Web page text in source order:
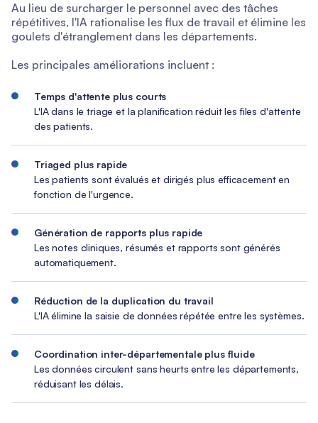
Au lieu de surcharger le personnel avec des tâches
répétitives, l'IA rationalise les flux de travail et élimine les
goulets d'étranglement dans les départements.
Les principales améliorations incluent :
Temps d'attente plus courts
L'IA dans le triage et la planification réduit les files d'attente
des patients.
Triaged plus rapide
Les patients sont évalués et dirigés plus efficacement en
fonction de l'urgence.
Génération de rapports plus rapide
Les notes cliniques, résumés et rapports sont générés
automatiquement.
Réduction de la duplication du travail
L'IA élimine la saisie de données répétée entre les systèmes.
Coordination inter-départementale plus fluide
Les données circulent sans heurts entre les départements,
réduisant les délais.